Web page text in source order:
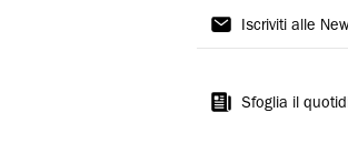
La
Ferrara
Iscriviti alle
Sfoglia il